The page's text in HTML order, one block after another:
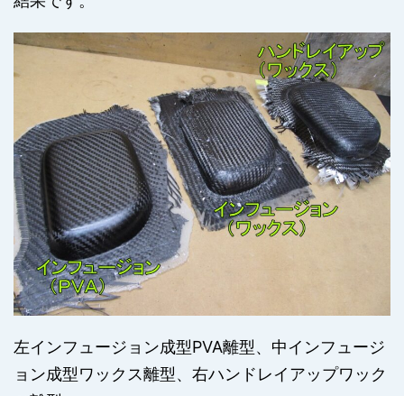
左インフュージョン成型PVA離型、中インフュージ
ョン成型ワックス離型、右ハンドレイアップワック